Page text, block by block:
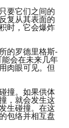
要它们之间的
复从其表面的
时，它会爆炸
的罗德里格斯-
会在未来几年
肉眼可见。但
撞。如果供体
，就会发生这
生碰撞。在这
包络并相互盘